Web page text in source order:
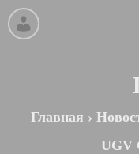
Главная ›
UGV